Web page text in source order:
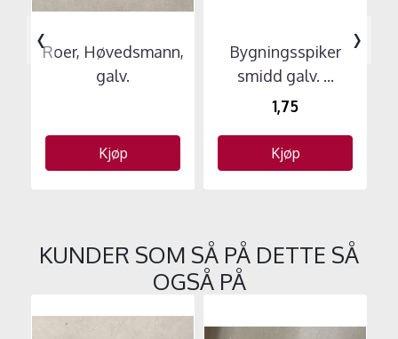
Roer, Høvedsmann,
galv.
Kjøp
Bygningsspiker
smidd galv. ...
1,75
Kjøp
‹ ›
KUNDER SOM SÅ PÅ DETTE SÅ
OGSÅ PÅ